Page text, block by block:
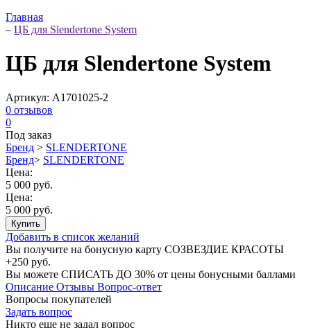
Главная
– ЦБ для Slendertone System
ЦБ для Slendertone System
Артикул: A1701025-2
0 отзывов
0
Под заказ
Бренд > SLENDERTONE
Бренд> SLENDERTONE
Цена:
5 000 руб.
Цена:
5 000 руб.
Купить
Добавить в список желаний
Вы получите на бонусную карту СОЗВЕЗДИЕ КРАСОТЫ
+250 руб.
Вы можете СПИСАТЬ ДО 30% от цены бонусными баллами
Описание Отзывы Вопрос-ответ
Вопросы покупателей
Задать вопрос
Никто еще не задал вопрос